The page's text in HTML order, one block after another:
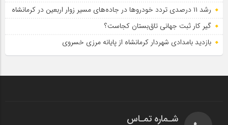
رشد ۱۱ درصدی تردد خودروها در جاده‌های مسیر زوار اربعین در کرمانشاه
گیر کار ثبت جهانی تاق‌بستان کجاست؟
بازدید بامدادی شهردار کرمانشاه از پایانه مرزی خسروی
شـماره تمـاس